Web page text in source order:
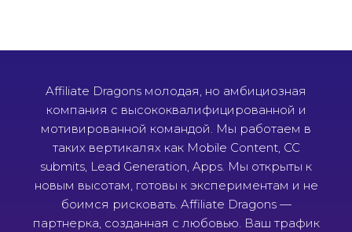
Affiliate Dragons молодая, но амбициозная
компания с высококвалифицированной и
мотивированной командой. Мы работаем в
таких вертикалях как Mobile Content, CC
submits, Lead Generation, Apps. Мы открыты к
новым высотам, готовы к экспериментам и не
боимся рисковать. Affiliate Dragons —
партнерка, созданная с любовью. Ваш трафик